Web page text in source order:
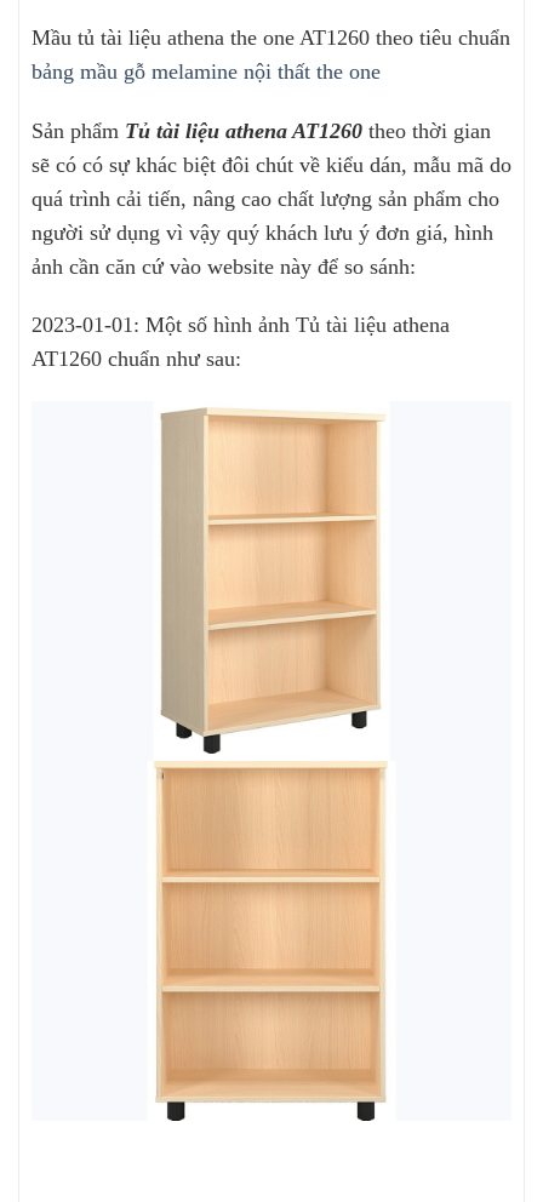
Mầu tủ tài liệu athena the one AT1260 theo tiêu chuẩn
bảng mầu gỗ melamine nội thất the one
Sản phẩm Tủ tài liệu athena AT1260 theo thời gian
sẽ có có sự khác biệt đôi chút về kiểu dán, mẫu mã do
quá trình cải tiến, nâng cao chất lượng sản phẩm cho
người sử dụng vì vậy quý khách lưu ý đơn giá, hình
ảnh cần căn cứ vào website này để so sánh:
2023-01-01: Một số hình ảnh Tủ tài liệu athena
AT1260 chuẩn như sau: